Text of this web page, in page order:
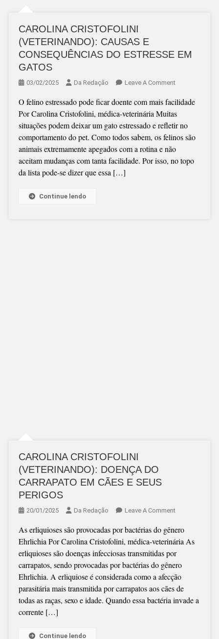
CAROLINA CRISTOFOLINI
(VETERINANDO): CAUSAS E
CONSEQUÊNCIAS DO ESTRESSE EM
GATOS
03/02/2025 Da Redação Leave A CommentOn
CRISTOFOLINI
CAUSAS
E
DO
O felino estressado pode ficar doente com mais facilidade
Por Carolina Cristofolini, médica-veterinária Muitas
situações podem deixar um gato estressado e refletir no
comportamento do pet. Como todos sabem, os felinos são
animais extremamente apegados com a rotina e não
aceitam mudanças com tanta facilidade. Por isso, no topo
da lista pode-se dizer que essa […]
Continue lendo
CAROLINA CRISTOFOLINI
(VETERINANDO): DOENÇA DO
CARRAPATO EM CÃES E SEUS
PERIGOS
20/01/2025 Da Redação Leave A CommentOn
CRISTOFOLINI
DOENÇA
DO
CARRAPATO
EM
CÃES
As erliquioses são provocadas por bactérias do gênero
Ehrlichia Por Carolina Cristofolini, médica-veterinária As
erliquioses são doenças infecciosas transmitidas por
carrapatos, sendo provocadas por bactérias do gênero
Ehrlichia. A erliquiose é considerada como a afecção
parasitária mais transmitida por carrapatos aos cães de
todas as raças, sexo e idade. Quando essa bactéria invade a
corrente […]
Continue lendo